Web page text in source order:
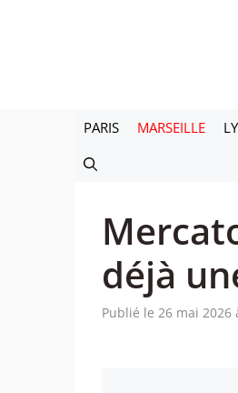
PARIS MARSEILLE
déjà
Publié le 26 mai 2026